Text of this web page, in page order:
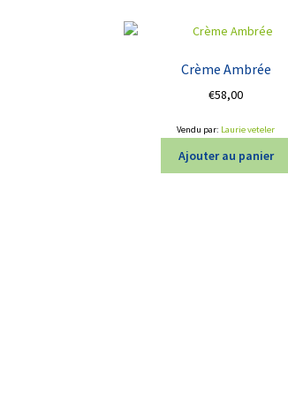
Crème Ambrée
€58,00
Vendu par: Laurie veteler
Ajouter au panier